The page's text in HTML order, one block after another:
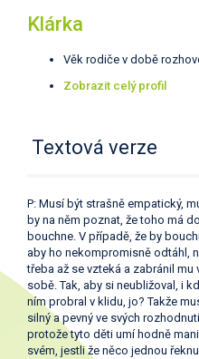
Klárka
Věk rodiče v době
Zobrazit celý profil
Textová verze
P: Musí být strašně empatický,
by na něm poznat, že toho má
bouchne. V případě, že by
aby ho nekompromisně odtáhl,
třeba až se vzteká a zabránil
sobě. Tak, aby si neubližoval, i
ním probral v klidu, jo? Takže
silný a pevný ve svých
protože tyto děti umí hodně
svém, jestli že něco jednou